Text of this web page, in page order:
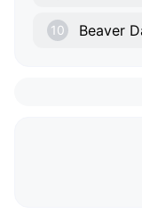
10 Beaver